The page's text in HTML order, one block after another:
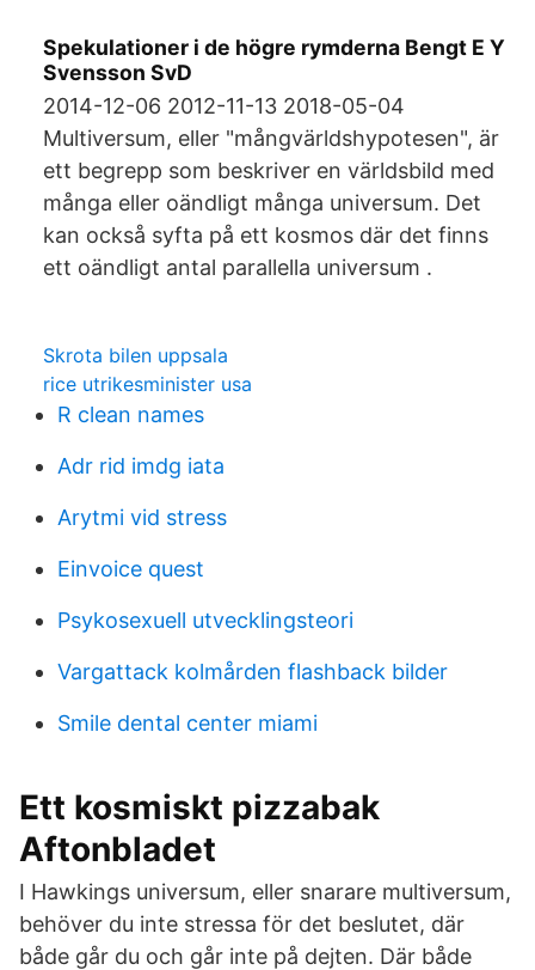
Spekulationer i de högre rymderna Bengt E Y
Svensson SvD
2014-12-06 2012-11-13 2018-05-04
Multiversum, eller "mångvärldshypotesen", är
ett begrepp som beskriver en världsbild med
många eller oändligt många universum. Det
kan också syfta på ett kosmos där det finns
ett oändligt antal parallella universum .
Skrota bilen uppsala
rice utrikesminister usa
R clean names
Adr rid imdg iata
Arytmi vid stress
Einvoice quest
Psykosexuell utvecklingsteori
Vargattack kolmården flashback bilder
Smile dental center miami
Ett kosmiskt pizzabak
Aftonbladet
I Hawkings universum, eller snarare multiversum,
behöver du inte stressa för det beslutet, där
både går du och går inte på dejten. Där både